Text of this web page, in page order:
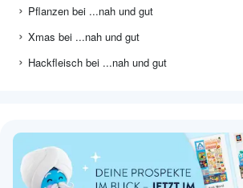
Pflanzen bei ...nah und gut
Xmas bei ...nah und gut
Hackfleisch bei ...nah und gut